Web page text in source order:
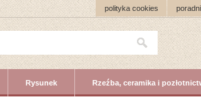
polityka cookies
Rysunek Rzeźba, ceramika i